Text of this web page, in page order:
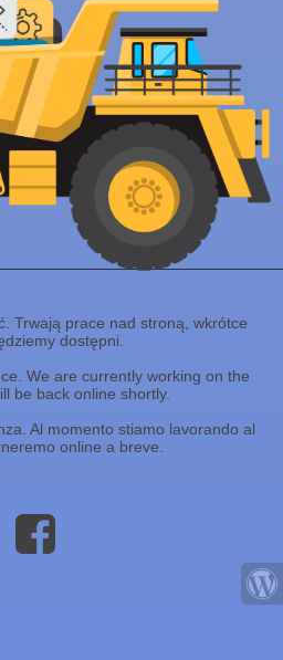
Trwają prace nad stroną, wkrótce
dostępni.
We are currently working on the
be back online shortly.
Al momento stiamo lavorando al
online a breve.